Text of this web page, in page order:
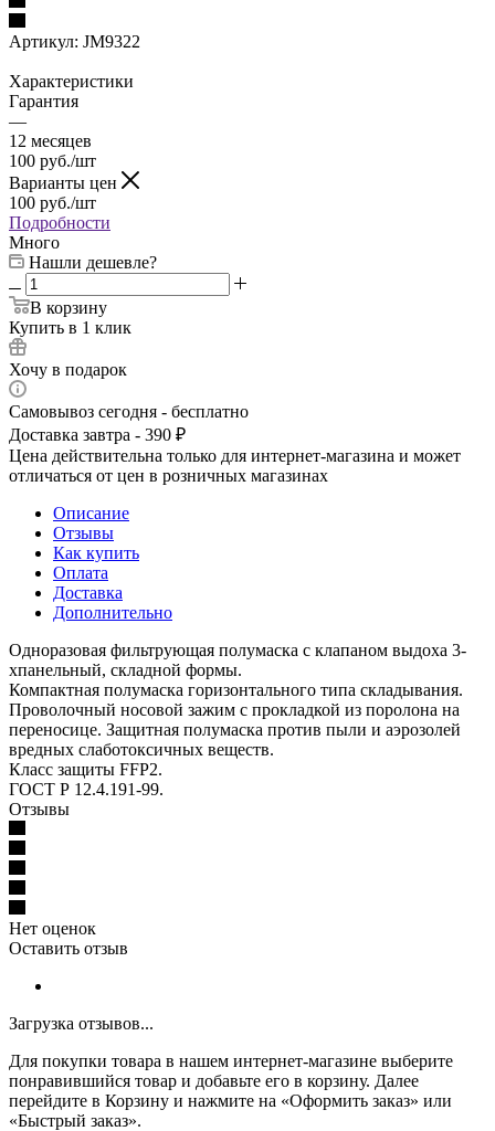
Артикул: JM9322
Характеристики
Гарантия
—
12 месяцев
100 руб./шт
Варианты цен
100 руб./шт
Подробности
Много
Нашли дешевле?
В корзину
Купить в 1 клик
Хочу в подарок
Самовывоз сегодня - бесплатно
Доставка завтра - 390 ₽
Цена действительна только для интернет-магазина и может
отличаться от цен в розничных магазинах
Описание
Отзывы
Как купить
Оплата
Доставка
Дополнительно
Одноразовая фильтрующая полумаска с клапаном выдоха 3-
хпанельный, складной формы.
Компактная полумаска горизонтального типа складывания.
Проволочный носовой зажим с прокладкой из поролона на
переносице. Защитная полумаска против пыли и аэрозолей
вредных слаботоксичных веществ.
Класс защиты FFP2.
ГОСТ Р 12.4.191-99.
Отзывы
Нет оценок
Оставить отзыв
Загрузка отзывов...
Для покупки товара в нашем интернет-магазине выберите
понравившийся товар и добавьте его в корзину. Далее
перейдите в Корзину и нажмите на «Оформить заказ» или
«Быстрый заказ».